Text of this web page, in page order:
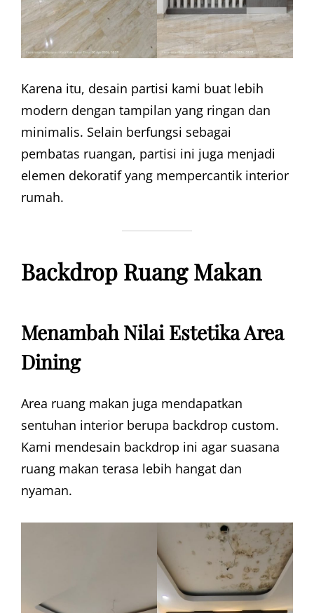
Karena itu, desain partisi kami buat lebih
modern dengan tampilan yang ringan dan
minimalis. Selain berfungsi sebagai
pembatas ruangan, partisi ini juga menjadi
elemen dekoratif yang mempercantik interior
rumah.
Backdrop Ruang Makan
Menambah Nilai Estetika Area
Dining
Area ruang makan juga mendapatkan
sentuhan interior berupa backdrop custom.
Kami mendesain backdrop ini agar suasana
ruang makan terasa lebih hangat dan
nyaman.